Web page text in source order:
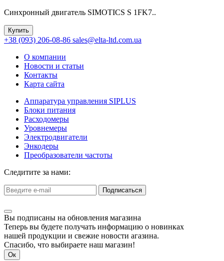
Синхронный двигатель SIMOTICS S 1FK7..
Купить
+38 (093) 206-08-86 sales@elta-ltd.com.ua
О компании
Новости и статьи
Контакты
Карта сайта
Аппаратура управления SIPLUS
Блоки питания
Расходомеры
Уровнемеры
Электродвигатели
Энкодеры
Преобразователи частоты
Следитите за нами:
Подписаться
Вы подписаны на обновления магазина
Теперь вы будете получать информацию о новинках
нашей продукции и свежие новости агазина.
Спасибо, что выбираете наш магазин!
Ок